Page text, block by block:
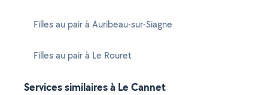
Filles au pair à Auribeau-sur-Siagne
Filles au pair à Le Rouret
Services similaires à Le Cannet